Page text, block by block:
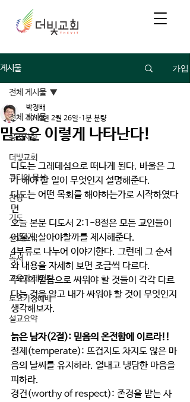
게시물 가입
전체 게시물
공지사항
더빛교회
큐티와 묵상
찬양
기도
선교소식
독서
교육과 테필린
토요가정예배
설교요약
전체 게시물
믿음은 이렇게 나타난다!
박정배
2019년 2월 26일 1분 분량
디도는 그레데섬으로 떠나게 된다. 바울은 그
가 해야 할 일이 무엇인지 설명해준다.
디도는 어떤 목회를 해야하는가로 시작하였다
면
오늘 본문 디도서 2:1-8절은 모든 교인들이
어떻게 살아야할까를 제시해준다.
4부류로 나누어 이야기한다. 그런데 그 순서
와 내용을 자세히 보면 조금씩 다르다.
우리의 믿음으로 싸워야 할 것들이 각각 다르
다는 것을 알고 내가 싸워야 할 것이 무엇인지
생각해보자.
늙은 남자(2절): 믿음의 온전함에 이르라!!
절제(temperate): 뜨겁지도 차지도 않은 마
음의 날씨를 유지하라. 열내고 냉담한 마음을
피하라.
경건(worthy of respect): 존경을 받는 사